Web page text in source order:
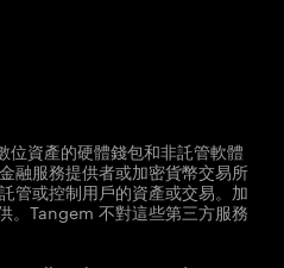
資產的硬體錢包和非託管軟體
融服務提供者或加密貨幣交易所
管或控制用戶的資產或交易。加
。Tangem 不對這些第三方服務